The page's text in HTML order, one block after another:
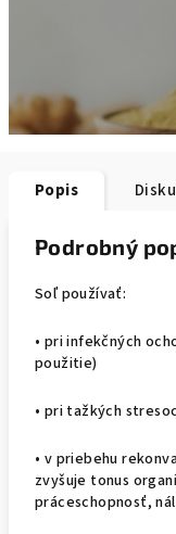
Popis
Podrobný
Soľ používať:
• pri infekčných
použitie)
• pri tažkých
• v priebehu
zvyšuje tonus
práceschopnosť,